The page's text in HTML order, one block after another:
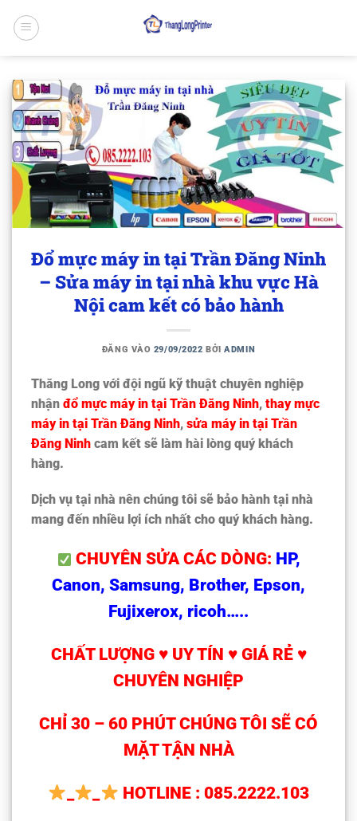
qua
Đổ mực máy in tại Trần Đăng Ninh
– Sửa máy in tại nhà khu vực Hà
Nội cam kết có bảo hành
ĐĂNG VÀO 29/09/2022 BỞIADMIN
Thăng Long với đội ngũ kỹ thuật chuyên nghiệp
nhận đổ mực máy in tại Trần Đăng Ninh, thay mực
máy in tại Trần Đăng Ninh, sửa máy in tại Trần
Đăng Ninh cam kết sẽ làm hài lòng quý khách
hàng.
Dịch vụ tại nhà nên chúng tôi sẽ bảo hành tại nhà
mang đến nhiều lợi ích nhất cho quý khách hàng.
CHUYÊN SỬA CÁC DÒNG: HP,
Canon, Samsung, Brother, Epson,
Fujixerox, ricoh…..
CHẤT LƯỢNG ♥ UY TÍN ♥ GIÁ RẺ ♥
CHUYÊN NGHIỆP
CHỈ 30 – 60 PHÚT CHÚNG TÔI SẼ CÓ
MẶT TẬN NHÀ
HOTLINE : 085.2222.103